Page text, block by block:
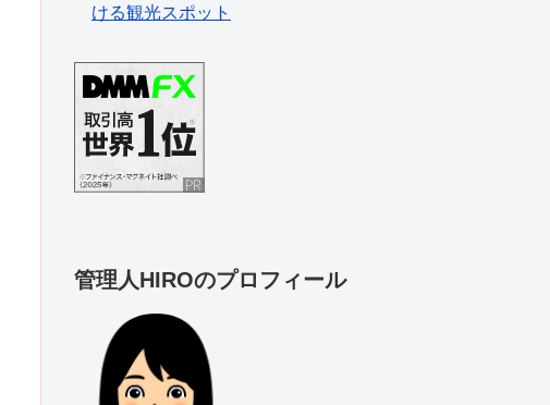
ける観光スポット
管理人HIROのプロフィール